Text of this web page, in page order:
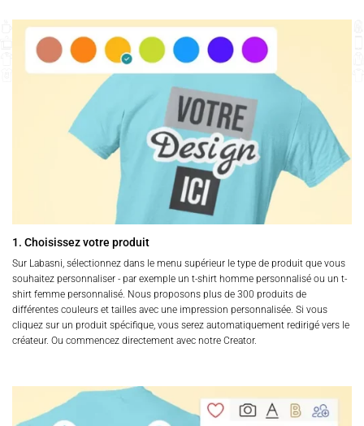
1. Choisissez votre produit
Sur Labasni, sélectionnez dans le menu supérieur le type de produit que vous
souhaitez personnaliser - par exemple un t-shirt homme personnalisé ou un t-
shirt femme personnalisé. Nous proposons plus de 300 produits de
différentes couleurs et tailles avec une impression personnalisée. Si vous
cliquez sur un produit spécifique, vous serez automatiquement redirigé vers le
créateur. Ou commencez directement avec notre Creator.